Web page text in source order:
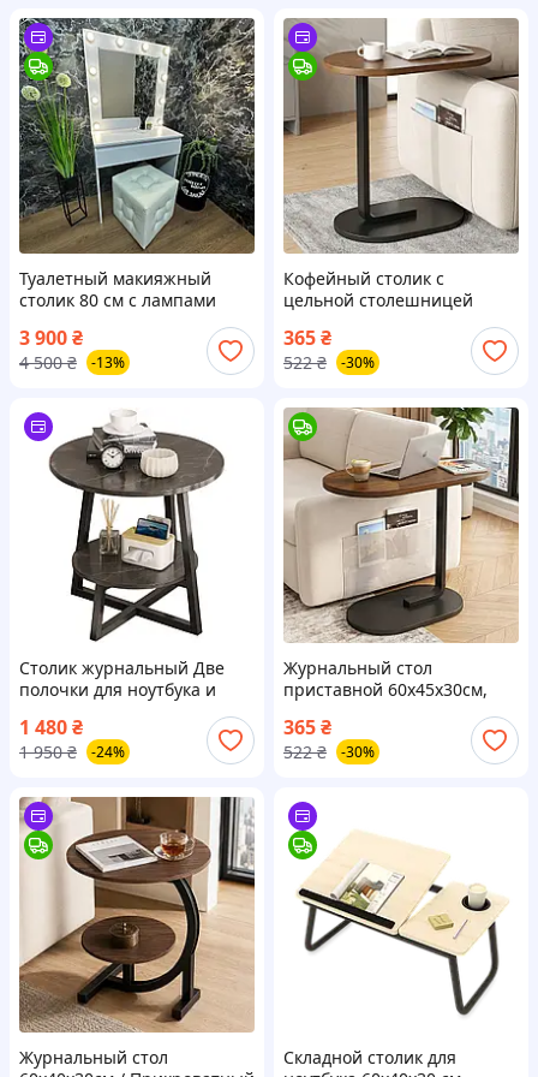
Туалетный макияжный
столик 80 см с лампами
3 900₴
4 500 ₴ -13%
Кофейный столик с
цельной столешницей
Прикроватный столик /
Кофейный столик /
365₴
522 ₴ -30%
Столик журнальный Две
полочки для ноутбука и
книг МДФ/Металл 40х55 см
Серый мрамор
1 480₴
1 950 ₴ -24%
Журнальный стол
приставной 60х45х30см,
столик / Кофейный столик /
Приставной столик
365₴
522 ₴ -30%
Журнальный стол
Складной столик для